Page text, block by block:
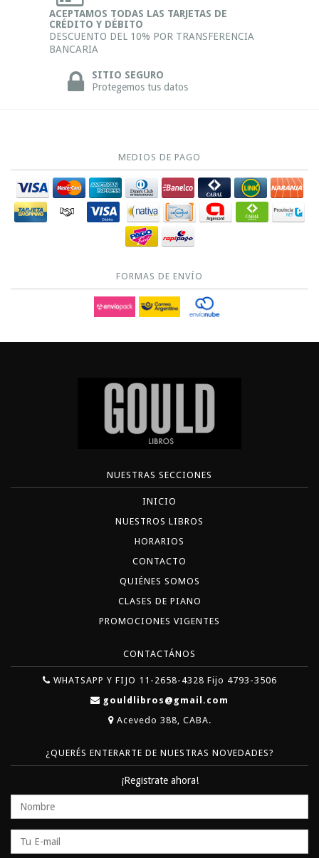
ACEPTAMOS TODAS LAS TARJETAS DE
CRÉDITO Y DÉBITO
DESCUENTO DEL 10% POR TRANSFERENCIA
BANCARIA
SITIO SEGURO
Protegemos tus datos
MEDIOS DE PAGO
FORMAS DE ENVÍO
NUESTRAS SECCIONES
INICIO
NUESTROS LIBROS
HORARIOS
CONTACTO
QUIÉNES SOMOS
CLASES DE PIANO
PROMOCIONES VIGENTES
CONTACTÁNOS
WHATSAPP Y FIJO 11-2658-4328 Fijo 4793-3506
gouldlibros@gmail.com
Acevedo 388, CABA.
¿QUERÉS ENTERARTE DE NUESTRAS NOVEDADES?
¡Registrate ahora!